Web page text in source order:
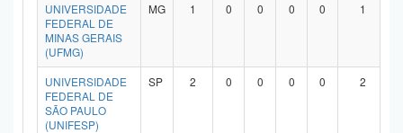
UNIVERSIDADE
FEDERAL DE
MINAS GERAIS
(UFMG)
MG 1 0 0 0 0 1
UNIVERSIDADE
FEDERAL DE
SÃO PAULO
(UNIFESP)
SP 2 0 0 0 0 2